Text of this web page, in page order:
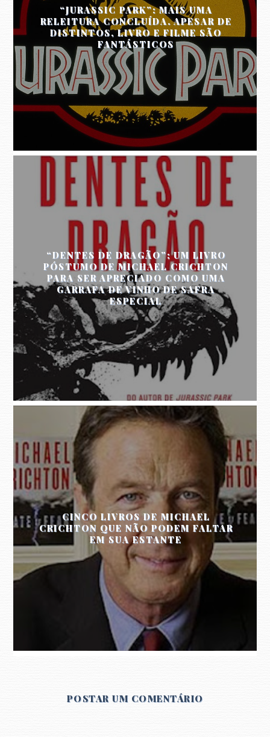
“JURASSIC PARK”: MAIS UMA
RELEITURA CONCLUÍDA. APESAR DE
DISTINTOS, LIVRO E FILME SÃO
FANTÁSTICOS
“DENTES DE DRAGÃO”; UM LIVRO
PÓSTUMO DE MICHAEL CRICHTON
PARA SER APRECIADO COMO UMA
GARRAFA DE VINHO DE SAFRA
ESPECIAL
CINCO LIVROS DE MICHAEL
CRICHTON QUE NÃO PODEM FALTAR
EM SUA ESTANTE
POSTAR UM COMENTÁRIO